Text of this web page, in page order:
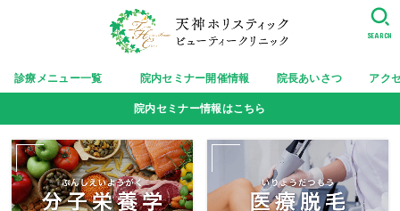
診療メニュー一覧 院内セミナー開催情報 院長あいさつ アク
SEARCH
院内セミナー情報はこちら